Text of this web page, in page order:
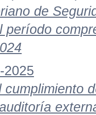
de
período
2025
cumplimiento